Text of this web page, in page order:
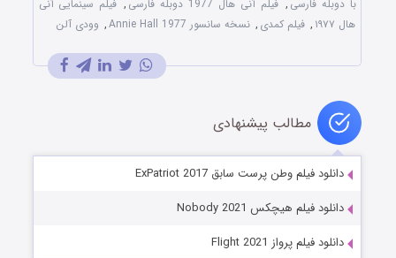
با دوبله فارسی , فیلم آنی هال 1977 دوبله فارسی , فیلم سینمایی آنی
هال ۱۹۷۷
, فیلم کمدی , نسخه سانسور Annie Hall 1977 , وودی آلن
مطالب پیشنهادی
دانلود فیلم وطن پرست سابق ExPatriot 2017
دانلود فیلم هیچکس Nobody 2021
دانلود فیلم پرواز Flight 2021